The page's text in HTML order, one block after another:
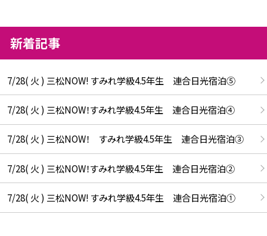
新着記事
7/28( 火 ) 三松NOW! すみれ学級4.5年生 連合日光宿泊⑤
7/28( 火 ) 三松NOW！すみれ学級4.5年生 連合日光宿泊④
7/28( 火 ) 三松NOW！ すみれ学級4.5年生 連合日光宿泊③
7/28( 火 ) 三松NOW！すみれ学級4.5年生 連合日光宿泊②
7/28( 火 ) 三松NOW! すみれ学級4.5年生 連合日光宿泊①